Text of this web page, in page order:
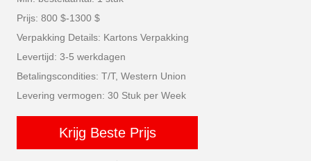
Prijs: 800 $-1300 $
Verpakking Details: Kartons Verpakking
Levertijd: 3-5 werkdagen
Betalingscondities: T/T, Western Union
Levering vermogen: 30 Stuk per Week
Krijg Beste Prijs